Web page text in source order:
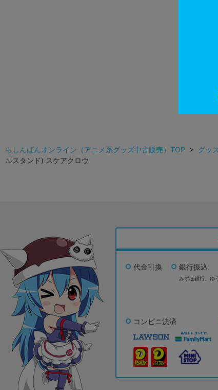
らしんばんオンライン（アニメ系グッズ中古販売）TOP > グッ
ルスタンド) スケアクロウ
代金引換 銀行振込
みずほ銀行、 ゆ
コンビニ決済